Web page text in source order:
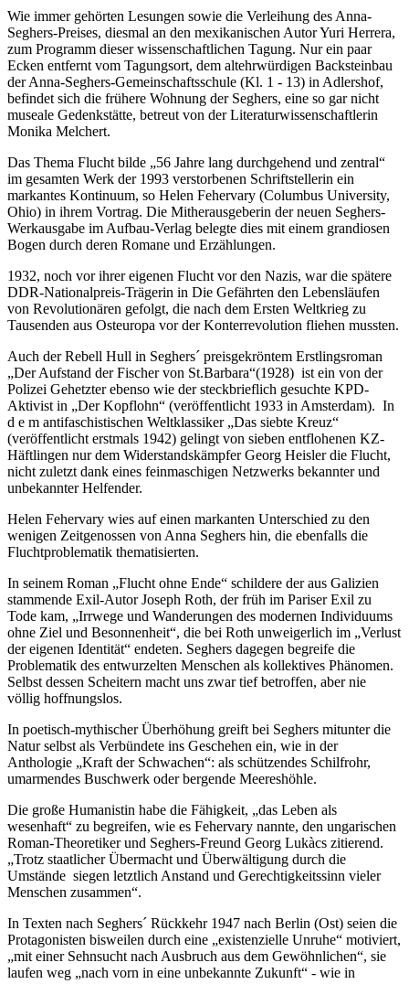
Wie immer gehörten Lesungen sowie die Verleihung des Anna-
Seghers-Preises, diesmal an den mexikanischen Autor Yuri Herrera,
zum Programm dieser wissenschaftlichen Tagung. Nur ein paar
Ecken entfernt vom Tagungsort, dem altehrwürdigen Backsteinbau
der Anna-Seghers-Gemeinschaftsschule (Kl. 1 - 13) in Adlershof,
befindet sich die frühere Wohnung der Seghers, eine so gar nicht
museale Gedenkstätte, betreut von der Literaturwissenschaftlerin
Monika Melchert.
Das Thema Flucht bilde „56 Jahre lang durchgehend und zentral“
im gesamten Werk der 1993 verstorbenen Schriftstellerin ein
markantes Kontinuum, so Helen Fehervary (Columbus University,
Ohio) in ihrem Vortrag. Die Mitherausgeberin der neuen Seghers-
Werkausgabe im Aufbau-Verlag belegte dies mit einem grandiosen
Bogen durch deren Romane und Erzählungen.
1932, noch vor ihrer eigenen Flucht vor den Nazis, war die spätere
DDR-Nationalpreis-Trägerin in Die Gefährten den Lebensläufen
von Revolutionären gefolgt, die nach dem Ersten Weltkrieg zu
Tausenden aus Osteuropa vor der Konterrevolution fliehen mussten.
Auch der Rebell Hull in Seghers´ preisgekröntem Erstlingsroman
„Der Aufstand der Fischer von St.Barbara“(1928) ist ein von der
Polizei Gehetzter ebenso wie der steckbrieflich gesuchte KPD-
Aktivist in „Der Kopflohn“ (veröffentlicht 1933 in Amsterdam). In
d e m antifaschistischen Weltklassiker „Das siebte Kreuz“
(veröffentlicht erstmals 1942) gelingt von sieben entflohenen KZ-
Häftlingen nur dem Widerstandskämpfer Georg Heisler die Flucht,
nicht zuletzt dank eines feinmaschigen Netzwerks bekannter und
unbekannter Helfender.
Helen Fehervary wies auf einen markanten Unterschied zu den
wenigen Zeitgenossen von Anna Seghers hin, die ebenfalls die
Fluchtproblematik thematisierten.
In seinem Roman „Flucht ohne Ende“ schildere der aus Galizien
stammende Exil-Autor Joseph Roth, der früh im Pariser Exil zu
Tode kam, „Irrwege und Wanderungen des modernen Individuums
ohne Ziel und Besonnenheit“, die bei Roth unweigerlich im „Verlust
der eigenen Identität“ endeten. Seghers dagegen begreife die
Problematik des entwurzelten Menschen als kollektives Phänomen.
Selbst dessen Scheitern macht uns zwar tief betroffen, aber nie
völlig hoffnungslos.
In poetisch-mythischer Überhöhung greift bei Seghers mitunter die
Natur selbst als Verbündete ins Geschehen ein, wie in der
Anthologie „Kraft der Schwachen“: als schützendes Schilfrohr,
umarmendes Buschwerk oder bergende Meereshöhle.
Die große Humanistin habe die Fähigkeit, „das Leben als
wesenhaft“ zu begreifen, wie es Fehervary nannte, den ungarischen
Roman-Theoretiker und Seghers-Freund Georg Lukàcs zitierend.
„Trotz staatlicher Übermacht und Überwältigung durch die
Umstände siegen letztlich Anstand und Gerechtigkeitssinn vieler
Menschen zusammen“.
In Texten nach Seghers´ Rückkehr 1947 nach Berlin (Ost) seien die
Protagonisten bisweilen durch eine „existenzielle Unruhe“ motiviert,
„mit einer Sehnsucht nach Ausbruch aus dem Gewöhnlichen“, sie
laufen weg „nach vorn in eine unbekannte Zukunft“ - wie in